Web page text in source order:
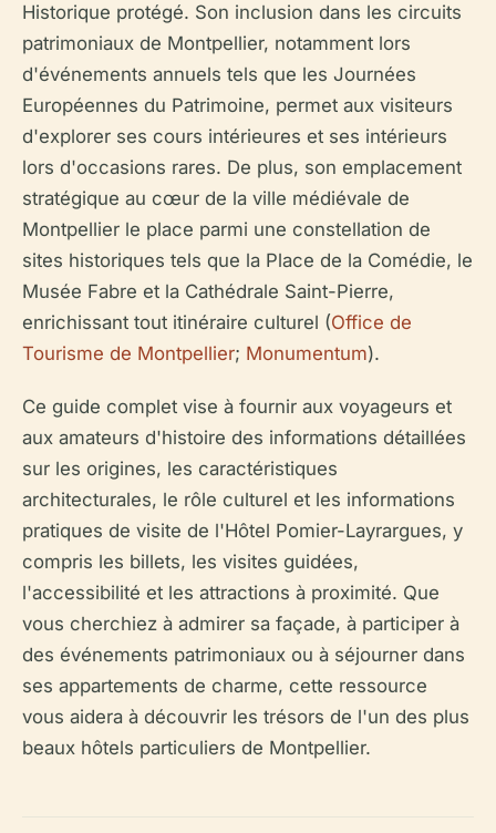
Historique protégé. Son inclusion dans les circuits
patrimoniaux de Montpellier, notamment lors
d'événements annuels tels que les Journées
Européennes du Patrimoine, permet aux visiteurs
d'explorer ses cours intérieures et ses intérieurs
lors d'occasions rares. De plus, son emplacement
stratégique au cœur de la ville médiévale de
Montpellier le place parmi une constellation de
sites historiques tels que la Place de la Comédie, le
Musée Fabre et la Cathédrale Saint-Pierre,
enrichissant tout itinéraire culturel (Office de
Tourisme de Montpellier; Monumentum).
Ce guide complet vise à fournir aux voyageurs et
aux amateurs d'histoire des informations détaillées
sur les origines, les caractéristiques
architecturales, le rôle culturel et les informations
pratiques de visite de l'Hôtel Pomier-Layrargues, y
compris les billets, les visites guidées,
l'accessibilité et les attractions à proximité. Que
vous cherchiez à admirer sa façade, à participer à
des événements patrimoniaux ou à séjourner dans
ses appartements de charme, cette ressource
vous aidera à découvrir les trésors de l'un des plus
beaux hôtels particuliers de Montpellier.